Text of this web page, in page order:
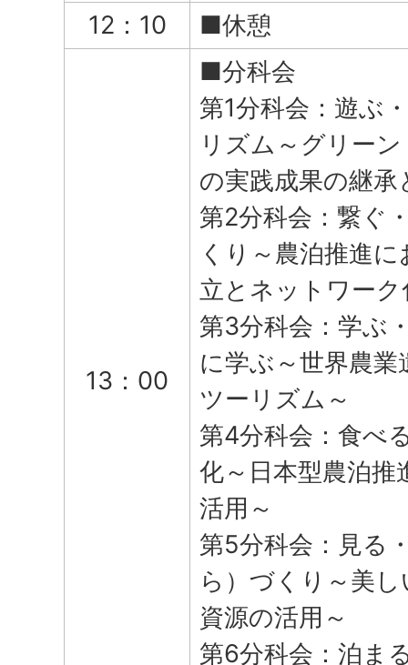
12：10
■休憩
13：00
■分科会
第1分科会：遊ぶ
リズム～グリー
の実践成果の継承
第2分科会：繋ぐ
くり～農泊推進
立とネットワーク
第3分科会：学ぶ
に学ぶ～世界農
ツーリズム～
第4分科会：食べ
化～日本型農泊
活用～
第5分科会：見る
ら）づくり～美
資源の活用～
第6分科会：泊ま